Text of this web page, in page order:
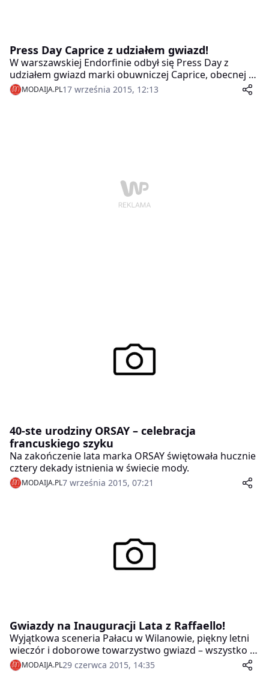
Press Day Caprice z udziałem gwiazd!
W warszawskiej Endorfinie odbył się Press Day z
udziałem gwiazd marki obuwniczej Caprice, obecnej w
Polsce od 1994 r. Na sezon Jesień-Zima 2015/2016
Caprice proponuje szeroki wybór modeli, od klasyki po
MODAIJA.PL17 września 2015, 12:13
40-ste urodziny ORSAY – celebracja
francuskiego szyku
Na zakończenie lata marka ORSAY świętowała hucznie
cztery dekady istnienia w świecie mody.
MODAIJA.PL7 września 2015, 07:21
Gwiazdy na Inauguracji Lata z Raffaello!
Wyjątkowa sceneria Pałacu w Wilanowie, piękny letni
wieczór i doborowe towarzystwo gwiazd – wszystko to
w ramach kolejnej imprezy z okazji Inauguracji Lata,
zorganizowanej przez markę Raffaello. Już po raz
MODAIJA.PL29 czerwca 2015, 14:35